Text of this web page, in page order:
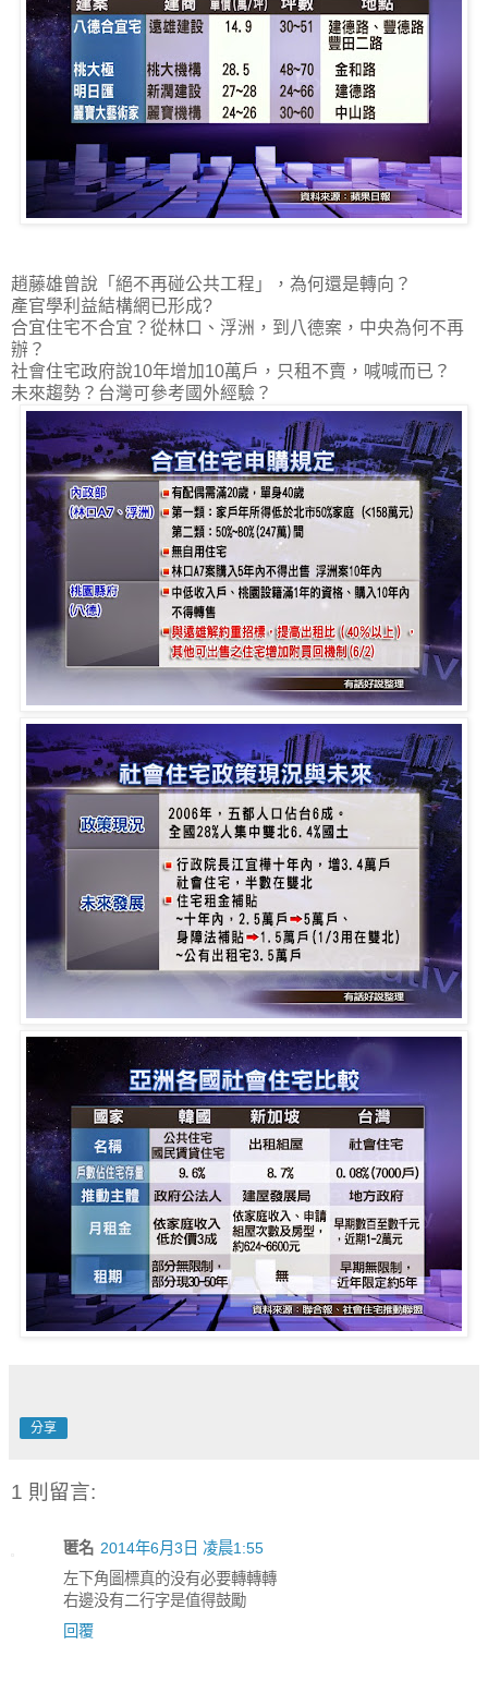
趙藤雄曾說「絕不再碰公共工程」，為何還是轉向？
產官學利益結構網已形成?
合宜住宅不合宜？從林口、浮洲，到八德案，中央為何不再
辦？
社會住宅政府說10年增加10萬戶，只租不賣，喊喊而已？
未來趨勢？台灣可參考國外經驗？
分享
1 則留言:
匿名 2014年6月3日 凌晨1:55
左下角圖標真的没有必要轉轉轉
右邊没有二行字是值得鼓勵
回覆